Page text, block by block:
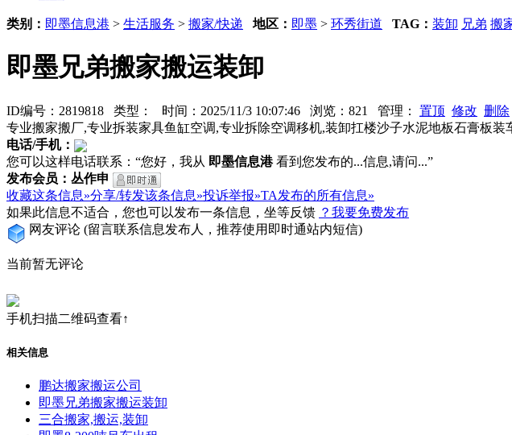
类别： 即墨信息港 > 生活服务 > 搬家/快递 地区： 即墨 > 环秀街道 TAG： 装卸 兄弟 搬
即墨兄弟搬家搬运装卸
ID编号：2819818 类型： 时间：2025/11/3 10:07:46 浏览：821 管理： 置顶 修改 删除
专业搬家搬厂,专业拆装家具鱼缸空调,专业拆除空调移机,装卸扛楼沙子水泥地板石膏板
电话/手机：
您可以这样电话联系：“您好，我从 即墨信息港看到您发布的...信息,请问...”
发布会员：丛作申
收藏这条信息»分享/转发该条信息»投诉举报»TA发布的所有信息»
如果此信息不适合，您也可以发布一条信息，坐等反馈 ？我要免费发布
网友评论 (留言联系信息发布人，推荐使用即时通站内短信)
当前暂无评论
手机扫描二维码查看↑
相关信息
鹏达搬家搬运公司
即墨兄弟搬家搬运装卸
三合搬家,搬运,装卸